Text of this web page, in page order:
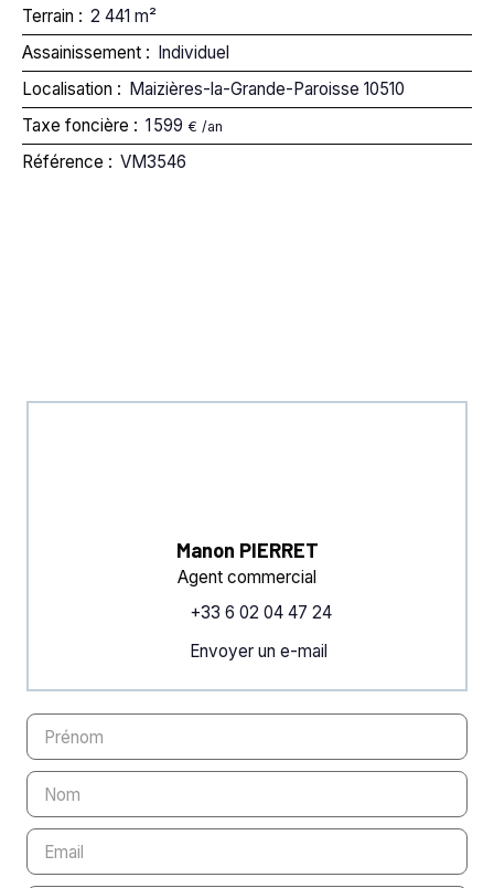
Terrain : 2 441 m²
Assainissement :
Individuel
Localisation : Maizières-la-Grande-Paroisse 10510
Taxe foncière : 1 599 € /an
Référence : VM3546
Manon PIERRET
Agent commercial
+33 6 02 04 47 24
Envoyer un e-mail
Prénom
Nom
Email